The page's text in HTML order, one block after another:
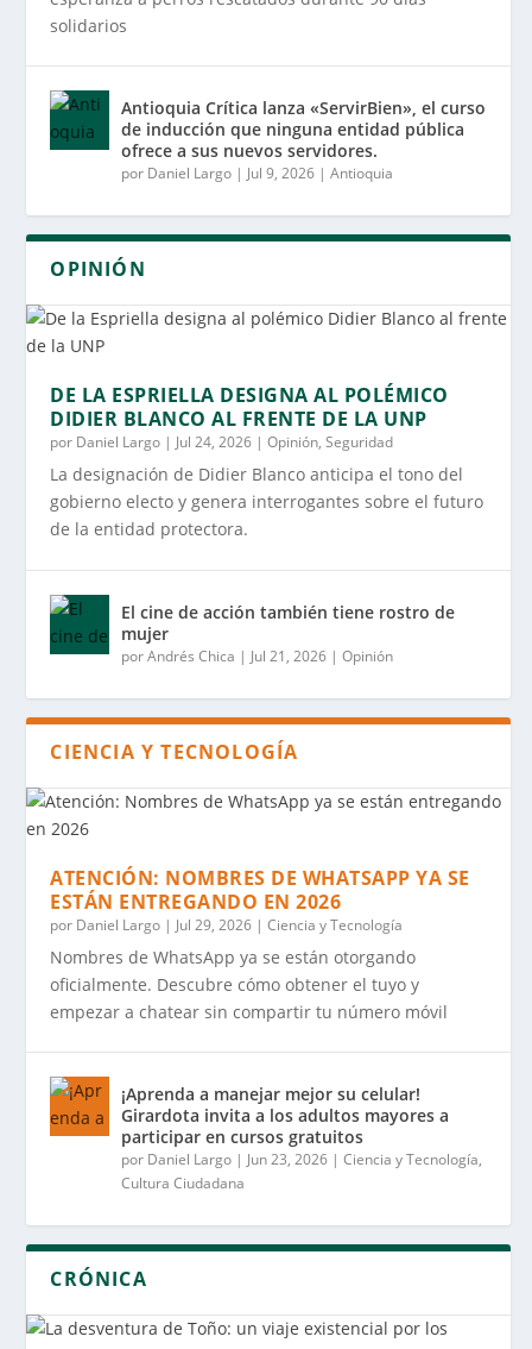
solidarios
Antioquia Crítica lanza «ServirBien», el curso
de inducción que ninguna entidad pública
ofrece a sus nuevos servidores.
por Daniel Largo | Jul 9, 2026 |Antioquia
OPINIÓN
DE LA ESPRIELLA DESIGNA AL POLÉMICO
DIDIER BLANCO AL FRENTE DE LA UNP
por Daniel Largo | Jul 24, 2026 |Opinión,Seguridad
La designación de Didier Blanco anticipa el tono del
gobierno electo y genera interrogantes sobre el futuro
de la entidad protectora.
El cine de acción también tiene rostro de
mujer
porAndrés Chica | Jul 21, 2026 |Opinión
CIENCIA Y TECNOLOGÍA
ATENCIÓN: NOMBRES DE WHATSAPP YA SE
ESTÁN ENTREGANDO EN 2026
por Daniel Largo | Jul 29, 2026 |Ciencia y Tecnología
Nombres de WhatsApp ya se están otorgando
oficialmente. Descubre cómo obtener el tuyo y
empezar a chatear sin compartir tu número móvil
¡Aprenda a manejar mejor su celular!
Girardota invita a los adultos mayores a
participar en cursos gratuitos
por Daniel Largo | Jun 23, 2026 |Ciencia y Tecnología,
Cultura Ciudadana
CRÓNICA